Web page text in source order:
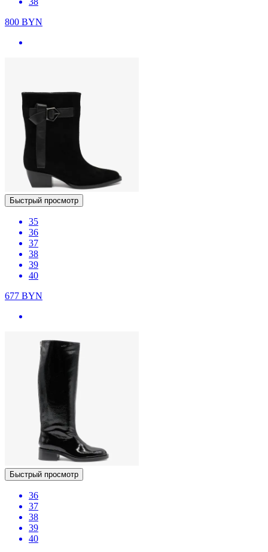
800 BYN
Быстрый просмотр
35
36
37
38
39
40
677 BYN
Быстрый просмотр
36
37
38
39
40